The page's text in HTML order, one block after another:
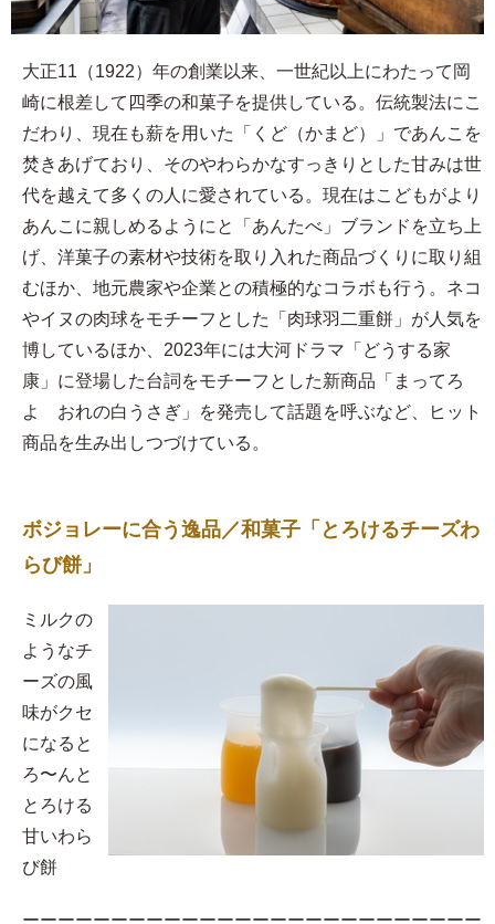
大正11（1922）年の創業以来、一世紀以上にわたって岡
崎に根差して四季の和菓子を提供している。伝統製法にこ
だわり、現在も薪を用いた「くど（かまど）」であんこを
焚きあげており、そのやわらかなすっきりとした甘みは世
代を越えて多くの人に愛されている。現在はこどもがより
あんこに親しめるようにと「あんたべ」ブランドを立ち上
げ、洋菓子の素材や技術を取り入れた商品づくりに取り組
むほか、地元農家や企業との積極的なコラボも行う。ネコ
やイヌの肉球をモチーフとした「肉球羽二重餅」が人気を
博しているほか、2023年には大河ドラマ「どうする家
康」に登場した台詞をモチーフとした新商品「まってろ
よ おれの白うさぎ」を発売して話題を呼ぶなど、ヒット
商品を生み出しつづけている。
ボジョレーに合う逸品／和菓子「とろけるチーズわ
らび餅」
​ミルクの
ようなチ
ーズの風
味がクセ
になると
ろ〜んと
とろける
甘いわら
び餅